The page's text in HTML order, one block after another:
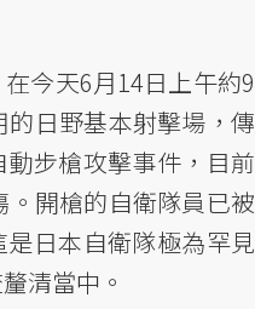
今天6月14日上午約9
日野基本射擊場，傳
步槍攻擊事件，目前
開槍的自衛隊員已被
日本自衛隊極為罕見
清當中。